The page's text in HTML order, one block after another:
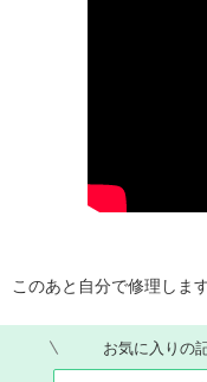
このあと自分で修理します
お気に入りの